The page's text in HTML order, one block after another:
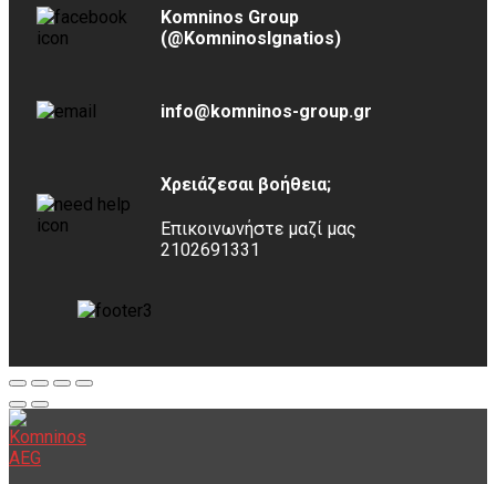
Komninos Group
(@KomninosIgnatios)
info@komninos-group.gr
Χρειάζεσαι βοήθεια;
Επικοινωνήστε μαζί μας
2102691331